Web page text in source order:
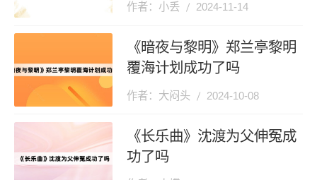
作者：小丢 2024-11-14
《暗夜与黎明》郑兰亭黎明
覆海计划成功了吗
作者：大闷头 2024-10-08
《长乐曲》沈渡为父伸冤成
功了吗